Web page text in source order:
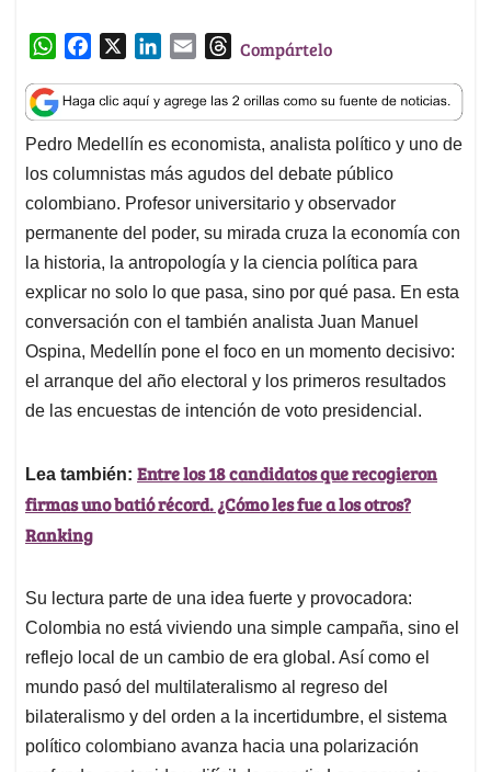
W
a
t
s
A
p
p
c
e
b
o
o
k
n
k
e
d
I
n
a
i
l
T
r
e
a
d
s
Compártelo
Pedro Medellín es economista, analista político y uno de
los columnistas más agudos del debate público
colombiano. Profesor universitario y observador
permanente del poder, su mirada cruza la economía con
la historia, la antropología y la ciencia política para
explicar no solo lo que pasa, sino por qué pasa. En esta
conversación con el también analista Juan Manuel
Ospina, Medellín pone el foco en un momento decisivo:
el arranque del año electoral y los primeros resultados
de las encuestas de intención de voto presidencial.
Lea también: Entre los 18 candidatos que recogieron
firmas uno batió récord. ¿Cómo les fue a los otros?
Ranking
Su lectura parte de una idea fuerte y provocadora:
Colombia no está viviendo una simple campaña, sino el
reflejo local de un cambio de era global. Así como el
mundo pasó del multilateralismo al regreso del
bilateralismo y del orden a la incertidumbre, el sistema
político colombiano avanza hacia una polarización